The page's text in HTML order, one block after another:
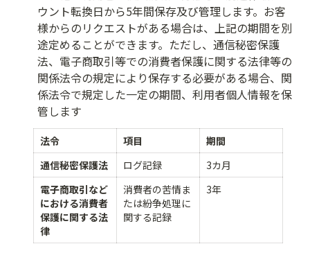
ウント転換日から5年間保存及び管理します。お客
様からのリクエストがある場合は、上記の期間を別
途定めることができます。ただし、通信秘密保護
法、電子商取引等での消費者保護に関する法律等の
関係法令の規定により保存する必要がある場合、関
係法令で規定した一定の期間、利用者個人情報を保
管します
法令 項目
期間
通信秘密保護法
ログ記録
3カ月
電子商取引など
における消費者
保護に関する法
律
消費者の苦情ま
たは紛争処理に
関する記録
3年